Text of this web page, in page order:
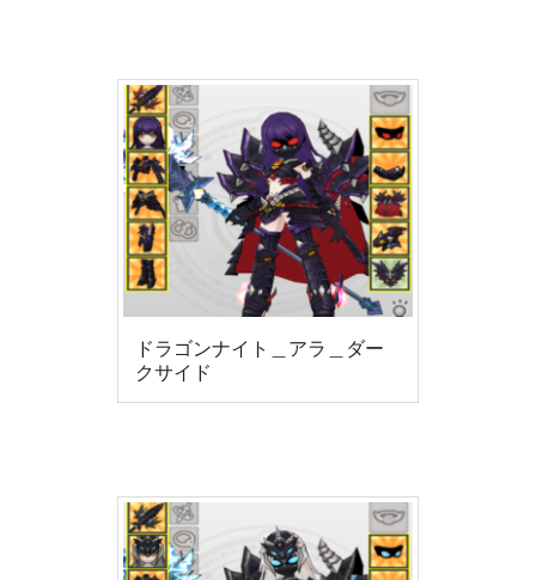
ドラゴンナイト＿アラ＿ダー
クサイド